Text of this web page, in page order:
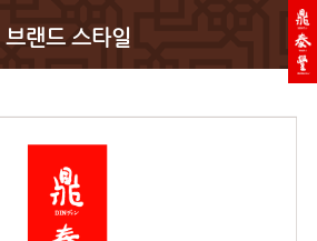
브랜드 스타일